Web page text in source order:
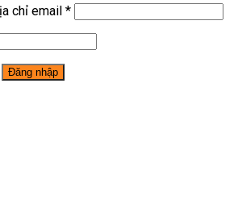
chỉ email *
Đăng nhập